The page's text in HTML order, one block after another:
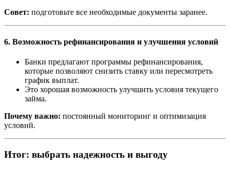
Совет: подготовьте все необходимые документы заранее.
6. Возможность рефинансирования и улучшения условий
Банки предлагают программы рефинансирования,
которые позволяют снизить ставку или пересмотреть
график выплат.
Это хорошая возможность улучшить условия текущего
займа.
Почему важно: постоянный мониторинг и оптимизация
условий.
Итог: выбрать надежность и выгоду